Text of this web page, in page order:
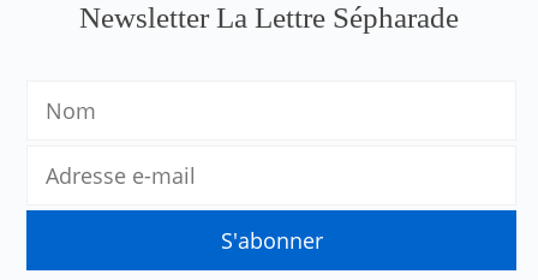
Newsletter La Lettre Sépharade